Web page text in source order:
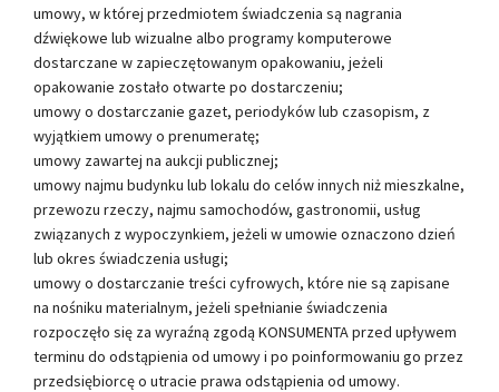
umowy, w której przedmiotem świadczenia są nagrania
dźwiękowe lub wizualne albo programy komputerowe
dostarczane w zapieczętowanym opakowaniu, jeżeli
opakowanie zostało otwarte po dostarczeniu;
umowy o dostarczanie gazet, periodyków lub czasopism, z
wyjątkiem umowy o prenumeratę;
umowy zawartej na aukcji publicznej;
umowy najmu budynku lub lokalu do celów innych niż mieszkalne,
przewozu rzeczy, najmu samochodów, gastronomii, usług
związanych z wypoczynkiem, jeżeli w umowie oznaczono dzień
lub okres świadczenia usługi;
umowy o dostarczanie treści cyfrowych, które nie są zapisane
na nośniku materialnym, jeżeli spełnianie świadczenia
rozpoczęło się za wyraźną zgodą KONSUMENTA przed upływem
terminu do odstąpienia od umowy i po poinformowaniu go przez
przedsiębiorcę o utracie prawa odstąpienia od umowy.